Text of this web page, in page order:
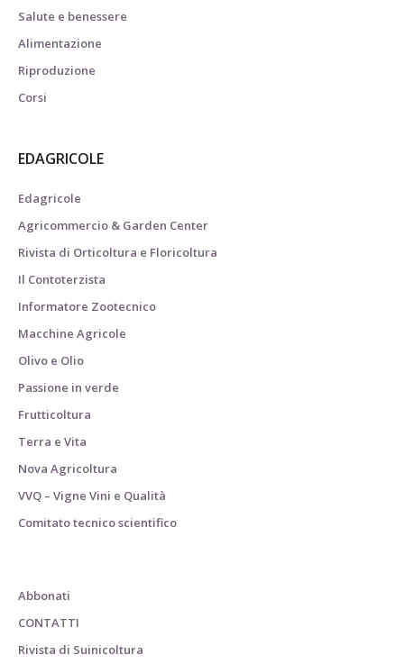
Salute e benessere
Alimentazione
Riproduzione
Corsi
EDAGRICOLE
Edagricole
Agricommercio & Garden Center
Rivista di Orticoltura e Floricoltura
Il Contoterzista
Informatore Zootecnico
Macchine Agricole
Olivo e Olio
Passione in verde
Frutticoltura
Terra e Vita
Nova Agricoltura
VVQ – Vigne Vini e Qualità
Comitato tecnico scientifico
Abbonati
CONTATTI
Rivista di Suinicoltura